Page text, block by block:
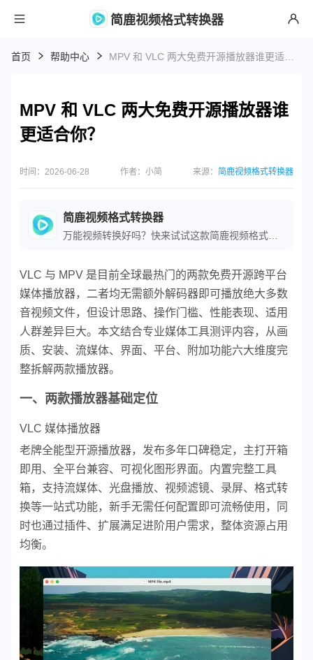
简鹿视频格式转换器
首页 帮助中心
MPV 和 VLC 两大免费开源播放器谁
更适合你？
时间：2026-06-28 作者：小简 来源： 简鹿视频格式转换器
简鹿视频格式转换器
VLC 与 MPV 是目前全球最热门的两款免费开源跨平台
媒体播放器，二者均无需额外解码器即可播放绝大多数
音视频文件，但设计思路、操作门槛、性能表现、适用
人群差异巨大。本文结合专业媒体工具测评内容，从画
质、安装、流媒体、界面、平台、附加功能六大维度完
整拆解两款播放器。
一、两款播放器基础定位
VLC 媒体播放器
老牌全能型开源播放器，发布多年口碑稳定，主打开箱
即用、全平台兼容、可视化图形界面。内置完整工具
箱，支持流媒体、光盘播放、视频滤镜、录屏、格式转
换等一站式功能，新手无需任何配置即可流畅使用，同
时也通过插件、扩展满足进阶用户需求，整体资源占用
均衡。